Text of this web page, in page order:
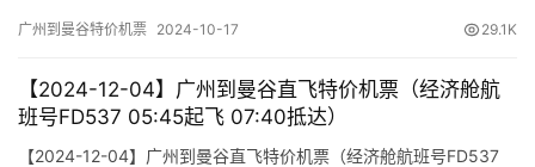
(class) (Departure Time) (Arrival Time) 出发(TakeOff) …
广州到曼谷特价机票 2024-10-17 29.1K
【2024-12-04】广州到曼谷直飞特价机票（经济舱航
班号FD537 05:45起飞 07:40抵达）
【2024-12-04】广州到曼谷直飞特价机票（经济舱航班号FD537